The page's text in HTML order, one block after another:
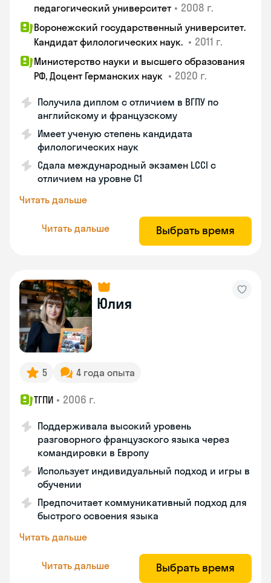
педагогический университет • 2008 г.
Воронежский государственный университет.
Кандидат филологических наук. • 2011 г.
Министерство науки и высшего образования
РФ, Доцент Германских наук • 2020 г.
Получила диплом с отличием в ВГПУ по
английскому и французскому
Имеет ученую степень кандидата
филологических наук
Сдала международный экзамен LCCI с
отличием на уровне C1
Читать дальше
Читать дальше Выбрать время
Юлия
5 4 года опыта
ТГПИ • 2006 г.
Поддерживала высокий уровень
разговорного французского языка через
командировки в Европу
Использует индивидуальный подход и игры в
обучении
Предпочитает коммуникативный подход для
быстрого освоения языка
Читать дальше
Читать дальше Выбрать время